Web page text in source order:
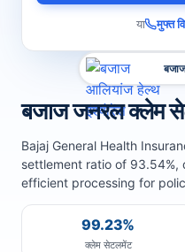
बजाज जनरल क्लेम
Bajaj General Health
settlement ratio of 93.54%,
efficient processing for
99.23%
क्लेम सेटलमेंट
या मुफ्त